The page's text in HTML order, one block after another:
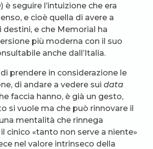
è seguire l’intuizione che era
e cioè quella di avere a
destini, e che Memorial ha
più moderna con il suo
anche dall’Italia.
prendere in considerazione le
di andare a vedere sui data
faccia hanno, è già un gesto,
si vuole ma che può rinnovare il
mentalità che rinnega
il cinico «tanto non serve a niente»
nel valore intrinseco della